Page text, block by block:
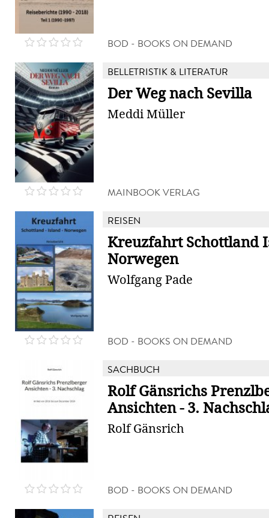
BOD - BOOKS ON DEMAND
BELLETRISTIK & LITERATUR
Der Weg nach Sevilla
Meddi Müller
MAINBOOK VERLAG
REISEN
Kreuzfahrt Schottland
Norwegen
Wolfgang Pade
BOD - BOOKS ON DEMAND
SACHBUCH
Rolf Gänsrichs
Ansichten - 3.
Rolf Gänsrich
BOD - BOOKS ON DEMAND